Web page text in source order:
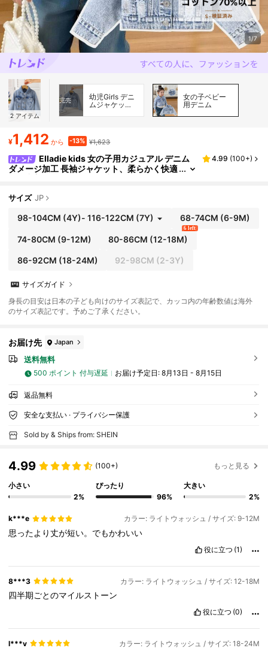
1/7
2 アイテム
完売
幼児Girls デニ
ムジャケット&
女の子ベビー
用デニム
¥1,412 から -13% ¥1,623
Elladie kids 女の子用カジュアル デニム
ダメージ加工 長袖ジャケット、柔らかく快適
4.99 (100+)
サイズ JP
98-104CM (4Y)- 116-122CM (7Y) 68-74CM (6-9M)
74-80CM (9-12M) 80-86CM (12-18M)
6 left
86-92CM (18-24M) 92-98CM (2-3Y)
サイズガイド
身長の目安は日本の子ども向けのサイズ表記で、カッコ内の年齢数値は海外
のサイズ表記です。予めご了承ください。
お届け先 Japan
送料無料
500 ポイント 付与遅延 お届け予定日: 8月13日 - 8月15日
返品無料
安全な支払い · プライバシー保護
Sold by & Ships from: SHEIN
4.99 (100+) もっと見る
小さい
2%
ぴったり
96%
大きい
2%
k***e カラー: ライトウォッシュ / サイズ: 9-12M
思ったより丈が短い。でもかわいい
役に立つ (1)
8***3 カラー: ライトウォッシュ / サイズ: 12-18M
四半期ごとのマイルストーン
役に立つ (0)
l***v カラー: ライトウォッシュ / サイズ: 18-24M